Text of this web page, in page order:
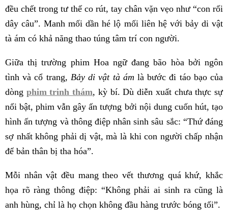
đều chết trong tư thế co rút, tay chân vặn vẹo như “con rối
dây câu”. Manh mối dần hé lộ mối liên hệ với bảy di vật
tà ám có khả năng thao túng tâm trí con người.
Giữa thị trường phim Hoa ngữ đang bão hòa bởi ngôn
tình và cổ trang, Bảy di vật tà ám là bước đi táo bạo của
dòng phim trinh thám, kỳ bí. Dù diễn xuất chưa thực sự
nổi bật, phim vẫn gây ấn tượng bởi nội dung cuốn hút, tạo
hình ấn tượng và thông điệp nhân sinh sâu sắc: “Thứ đáng
sợ nhất không phải dị vật, mà là khi con người chấp nhận
để bản thân bị tha hóa”.
Mỗi nhân vật đều mang theo vết thương quá khứ, khắc
họa rõ ràng thông điệp: “Không phải ai sinh ra cũng là
anh hùng, chỉ là họ chọn không đầu hàng trước bóng tối”.